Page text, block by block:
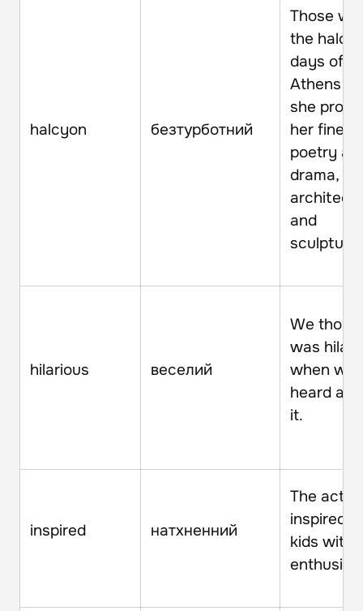
halcyon безтурботний
Those
the
days of
Athens
she
her finest
poetry
drama,
and
sculpture.
hilarious веселий
We
was
when we
heard
it.
inspired натхненний
The
inspired
kids with